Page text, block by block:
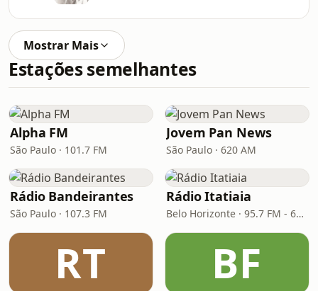
Mostrar Mais
Estações semelhantes
Alpha FM
São Paulo · 101.7 FM
Jovem Pan News
São Paulo · 620 AM
Rádio Bandeirantes
São Paulo · 107.3 FM
Rádio Itatiaia
Belo Horizonte · 95.7 FM - 610 AM
RT BF